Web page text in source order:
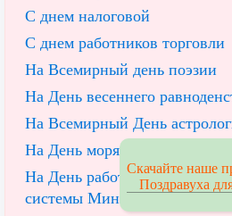
С днем налоговой
С днем работников торговли
На Всемирный день поэзии
На День весеннего
На Всемирный День
На День моряка-подводника
На День работников
системы Минюста РФ
Скачайте наше
Поздравуха